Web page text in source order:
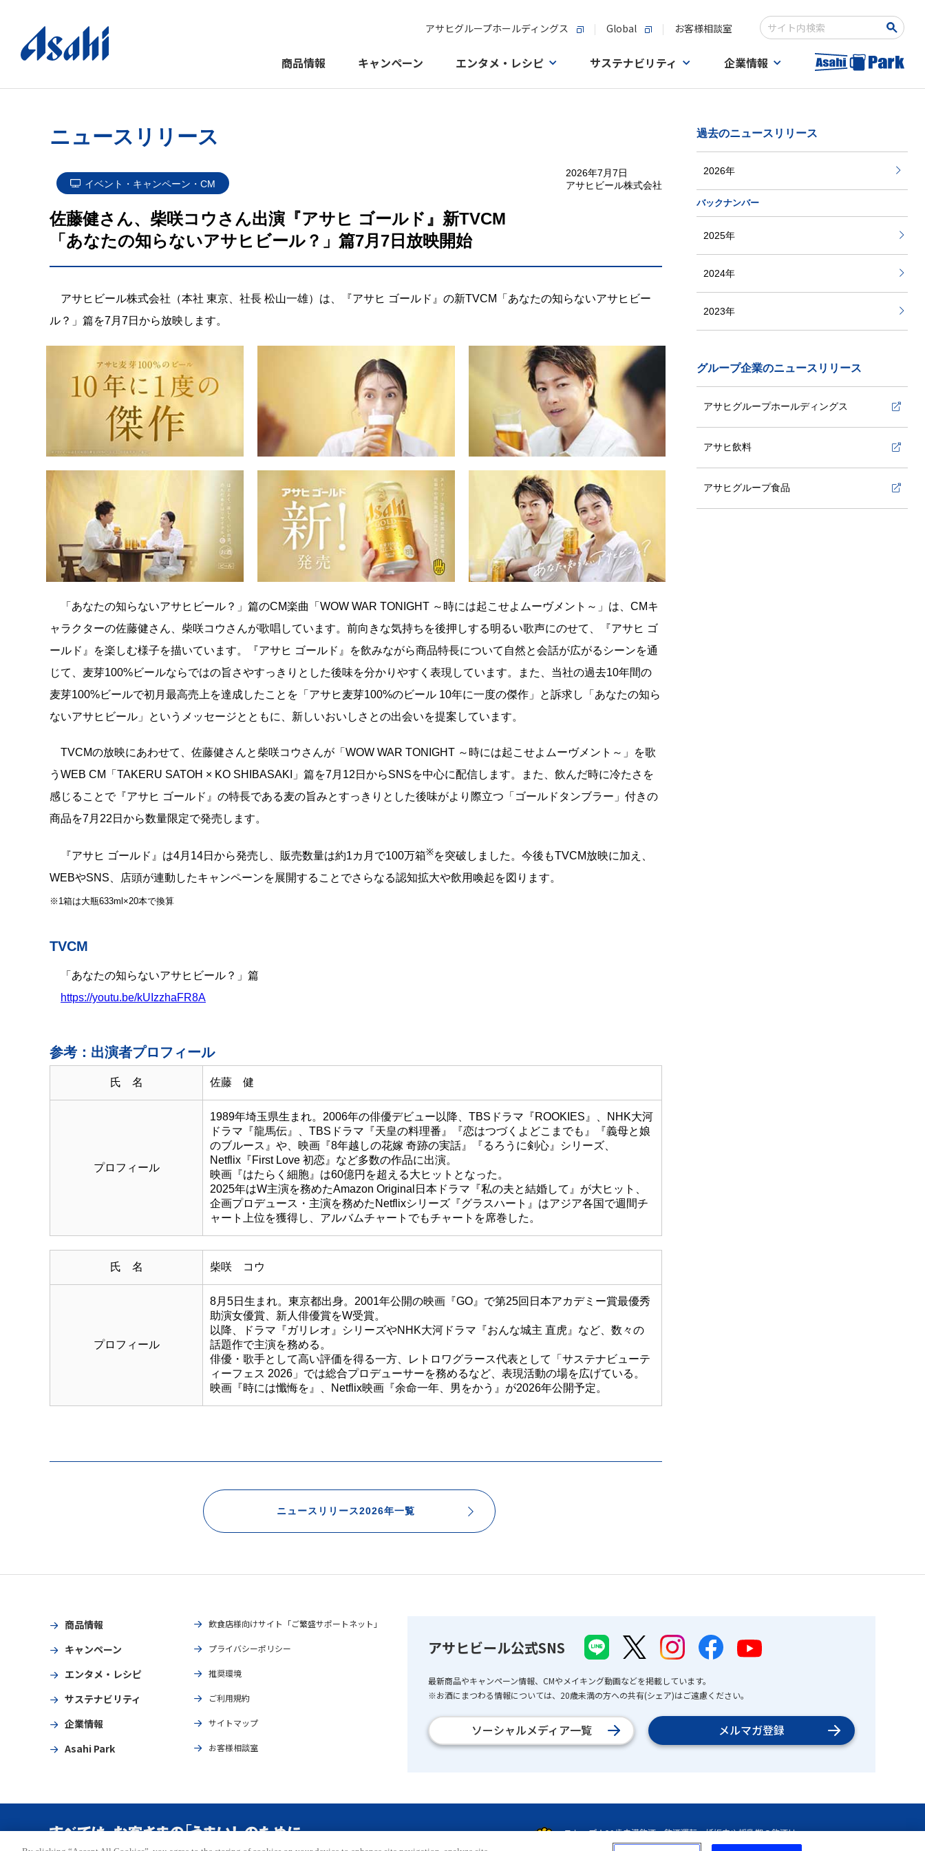
アサヒグループホールディングス Global お客様相談室
Write your search query here
商品情報
キャンペーン エンタメ・レシピ サステナビリティ 企業情報
ニュースリリース
2026年7月7日
アサヒビール株式会社
イベント・キャンペーン・CM
佐藤健さん、柴咲コウさん出演『アサヒ ゴールド』新TVCM
「あなたの知らないアサヒビール？」篇7月7日放映開始
アサヒビール株式会社（本社 東京、社長 松山一雄）は、『アサヒ ゴールド』の新TVCM「あなたの知らないアサヒビー
ル？」篇を7月7日から放映します。
「あなたの知らないアサヒビール？」篇のCM楽曲「WOW WAR TONIGHT ～時には起こせよムーヴメント～」は、CMキ
ャラクターの佐藤健さん、柴咲コウさんが歌唱しています。前向きな気持ちを後押しする明るい歌声にのせて、『アサヒ ゴ
ールド』を楽しむ様子を描いています。『アサヒ ゴールド』を飲みながら商品特長について自然と会話が広がるシーンを通
じて、麦芽100%ビールならではの旨さやすっきりとした後味を分かりやすく表現しています。また、当社の過去10年間の
麦芽100%ビールで初月最高売上を達成したことを「アサヒ麦芽100%のビール 10年に一度の傑作」と訴求し「あなたの知ら
ないアサヒビール」というメッセージとともに、新しいおいしさとの出会いを提案しています。
TVCMの放映にあわせて、佐藤健さんと柴咲コウさんが「WOW WAR TONIGHT ～時には起こせよムーヴメント～」を歌
うWEB CM「TAKERU SATOH × KO SHIBASAKI」篇を7月12日からSNSを中心に配信します。また、飲んだ時に冷たさを
感じることで『アサヒ ゴールド』の特長である麦の旨みとすっきりとした後味がより際立つ「ゴールドタンブラー」付きの
商品を7月22日から数量限定で発売します。
『アサヒ ゴールド』は4月14日から発売し、販売数量は約1カ月で100万箱※を突破しました。今後もTVCM放映に加え、
WEBやSNS、店頭が連動したキャンペーンを展開することでさらなる認知拡大や飲用喚起を図ります。
※1箱は大瓶633ml×20本で換算
TVCM
「あなたの知らないアサヒビール？」篇
https://youtu.be/kUIzzhaFR8A
参考：出演者プロフィール
氏 名 佐藤 健
プロフィール
1989年埼玉県生まれ。2006年の俳優デビュー以降、TBSドラマ『ROOKIES』、NHK大河
ドラマ『龍馬伝』、TBSドラマ『天皇の料理番』『恋はつづくよどこまでも』『義母と娘
のブルース』や、映画『8年越しの花嫁 奇跡の実話』『るろうに剣心』シリーズ、
Netflix『First Love 初恋』など多数の作品に出演。
映画『はたらく細胞』は60億円を超える大ヒットとなった。
2025年はW主演を務めたAmazon Original日本ドラマ『私の夫と結婚して』が大ヒット、
企画プロデュース・主演を務めたNetflixシリーズ『グラスハート』はアジア各国で週間チ
ャート上位を獲得し、アルバムチャートでもチャートを席巻した。
氏 名 柴咲 コウ
プロフィール
8月5日生まれ。東京都出身。2001年公開の映画『GO』で第25回日本アカデミー賞最優秀
助演女優賞、新人俳優賞をW受賞。
以降、ドラマ『ガリレオ』シリーズやNHK大河ドラマ『おんな城主 直虎』など、数々の
話題作で主演を務める。
俳優・歌手として高い評価を得る一方、レトロワグラース代表として「サステナビューテ
ィーフェス 2026」では総合プロデューサーを務めるなど、表現活動の場を広げている。
映画『時には懺悔を』、Netflix映画『余命一年、男をかう』が2026年公開予定。
ニュースリリース2026年一覧
過去のニュースリリース
2026年
バックナンバー
2025年
2024年
2023年
2021年
2020年
グループ企業のニュースリリース
アサヒグループホールディングス
アサヒ飲料
アサヒグループ食品
商品情報
キャンペーン
エンタメ・レシピ
サステナビリティ
企業情報
Asahi Park
飲食店様向けサイト「ご繁盛サポートネット」
プライバシーポリシー
推奨環境
ご利用規約
サイトマップ
お客様相談室
アサヒビール公式SNS
最新商品やキャンペーン情報、CMやメイキング動画などを掲載しています。
※お酒にまつわる情報については、20歳未満の方への共有(シェア)はご遠慮ください。
ソーシャルメディア一覧 メルマガ登録